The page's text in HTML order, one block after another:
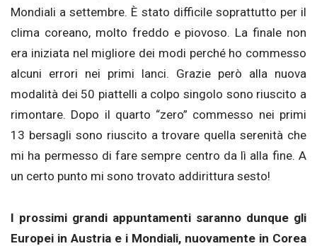
Mondiali a settembre. È stato difficile soprattutto per il
clima coreano, molto freddo e piovoso. La finale non
era iniziata nel migliore dei modi perché ho commesso
alcuni errori nei primi lanci. Grazie però alla nuova
modalità dei 50 piattelli a colpo singolo sono riuscito a
rimontare. Dopo il quarto “zero” commesso nei primi
13 bersagli sono riuscito a trovare quella serenità che
mi ha permesso di fare sempre centro da lì alla fine. A
un certo punto mi sono trovato addirittura sesto!
I prossimi grandi appuntamenti saranno dunque gli
Europei in Austria e i Mondiali, nuovamente in Corea